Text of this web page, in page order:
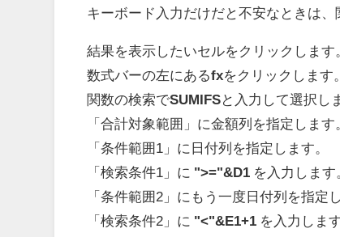
キーボード入力だけだと不安なときは、
結果を表示したいセルをクリックします
数式バーの左にあるfxをクリックします。
関数の検索でSUMIFSと入力して選択し
「合計対象範囲」に金額列を指定します
「条件範囲1」に日付列を指定します。
「検索条件1」に ">="&D1 を入力します
「条件範囲2」にもう一度日付列を指定
「検索条件2」に "<"&E1+1 を入力します